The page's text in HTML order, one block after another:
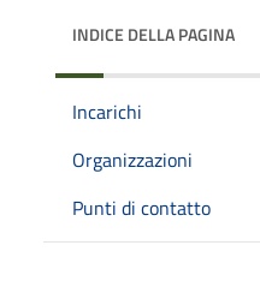
INDICE DELLA PAGINA
Incarichi
Organizzazioni
Punti di contatto